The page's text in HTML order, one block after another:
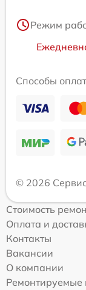
Режим
Способы
© 2026
Стоимость
Оплата и
Контакты
Вакансии
О компании
Ремонтируемые